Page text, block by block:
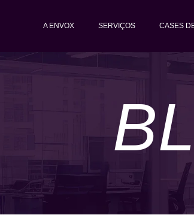
A ENVOX SERVIÇOS CASES